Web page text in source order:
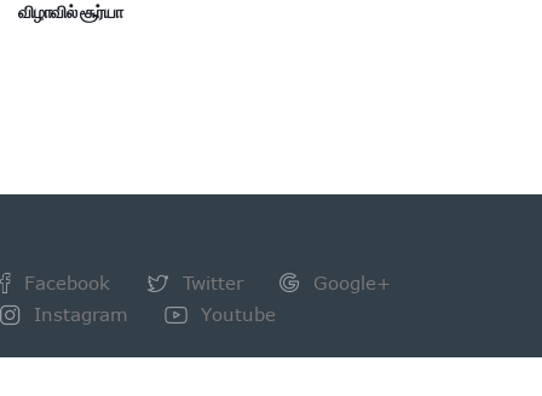
விழாவில் சூர்யா
Facebook Twitter
Google+
Instagram
Youtube